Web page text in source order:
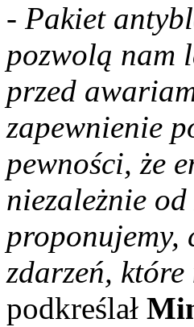
- Pakiet
pozwolą nam
przed
zapewnienie
pewności, że
niezależnie
proponujemy,
zdarzeń,
podkreślał